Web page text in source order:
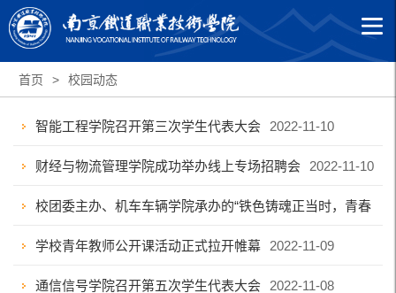
首页 > 校园动态
智能工程学院召开第三次学生代表大会 2022-11-10
财经与物流管理学院成功举办线上专场招聘会 2022-11-10
校团委主办、机车车辆学院承办的“铁色铸魂正当时，青春
献礼党的二十大”退伍兵宣讲大会圆满召开 2022-11-09
学校青年教师公开课活动正式拉开帷幕 2022-11-09
通信信号学院召开第五次学生代表大会 2022-11-08